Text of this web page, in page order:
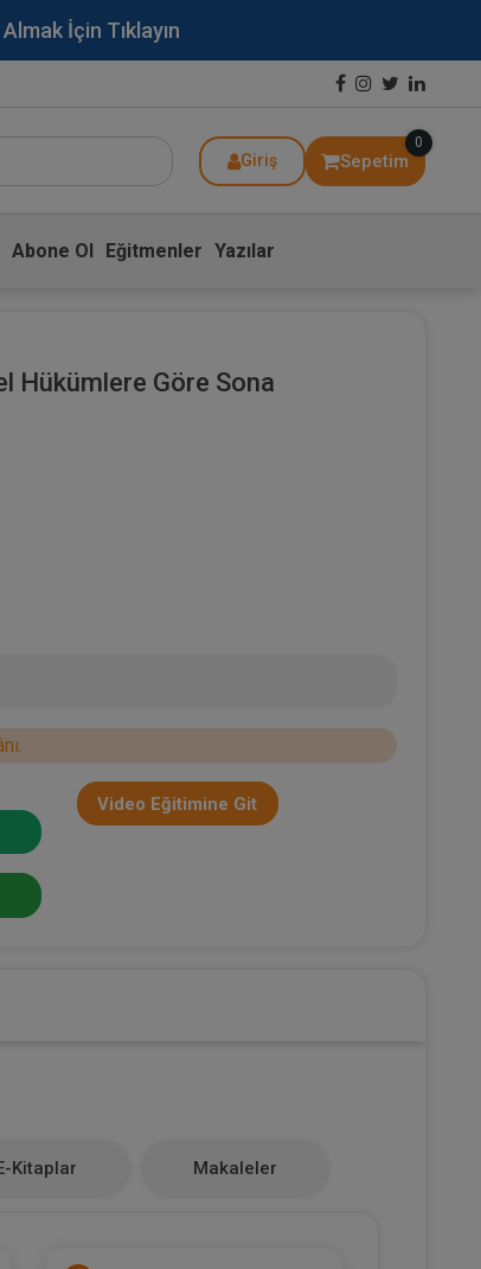
İçin Tıklayın
Giriş Sepetim
0
Abone Ol Eğitmenler Yazılar
Hükümlere Göre Sona
Video Eğitimine Git
Kitaplar Makaleler